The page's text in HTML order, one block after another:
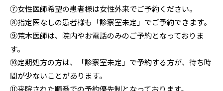
⑦女性医師希望の患者様は女性外来でご予約ください。
⑧指定医なしの患者様も「診察室未定」でご予約できます。
⑨荒木医師は、院内やお電話のみのご予約となっておりま
す。
⑩定期処方の方は、「診察室未定」で予約する方が、待ち時
間が少ないことがあります。
⑪来院された順番での予約優先制となっております。